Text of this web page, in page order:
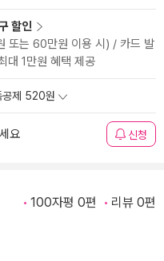
할인
또는 60만원 이용 시) / 카드 발
대 1만원 혜택 제공
공제 520원
요 신청
100자평 0편 리뷰 0편